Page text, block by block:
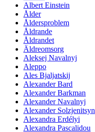
Albert Einstein
Ålder
Åldersproblem
Åldrande
Åldrandet
Äldreomsorg
Aleksej Navalnyj
Aleppo
Ales Bjaljatskij
Alexander Bard
Alexander Barkman
Alexander Navalnyj
Alexander Solzjenitsyn
Alexandra Erdélyi
Alexandra Pascalidou